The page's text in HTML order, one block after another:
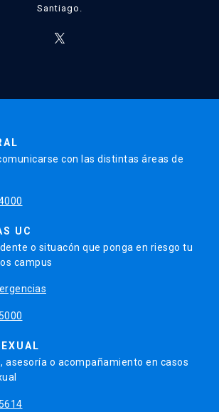
Santiago.
con las distintas áreas de
UC
o situacón que ponga en riesgo tu
campus
asesoría o acompañamiento en casos